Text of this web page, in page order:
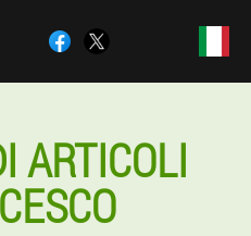
ARTICOLI